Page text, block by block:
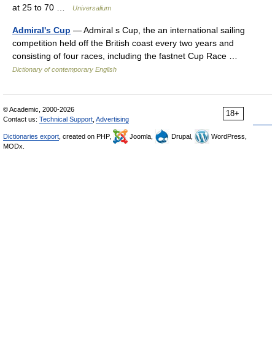
at 25 to 70 …
Universalium
Admiral's Cup — Admiral s Cup, the an international sailing
competition held off the British coast every two years and
consisting of four races, including the fastnet Cup Race …
Dictionary of contemporary English
18+
© Academic, 2000-2026
Contact us: Technical Support Advertising
Dictionaries export , created on PHP, Joomla, Drupal,
WordPress,
MODx.